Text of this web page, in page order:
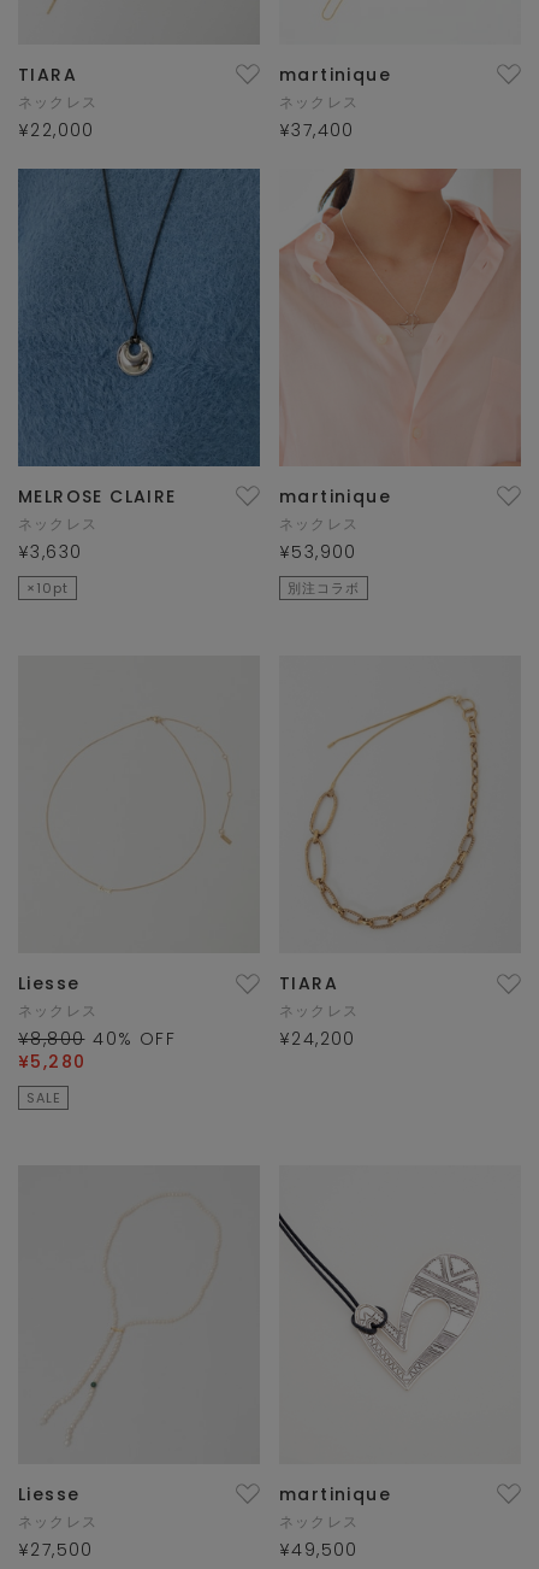
TIARA
ネックレス
¥22,000
martinique
ネックレス
¥37,400
MELROSE CLAIRE
ネックレス
¥3,630
×10pt
martinique
ネックレス
¥53,900
別注コラボ
Liesse
ネックレス
¥8,800 40% OFF
¥5,280
SALE
TIARA
ネックレス
¥24,200
Liesse
ネックレス
¥27,500
martinique
ネックレス
¥49,500